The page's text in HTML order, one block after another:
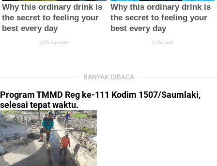
BANYAK DIBACA
Program TMMD Reg ke-111 Kodim 1507/Saumlaki,
selesai tepat waktu.